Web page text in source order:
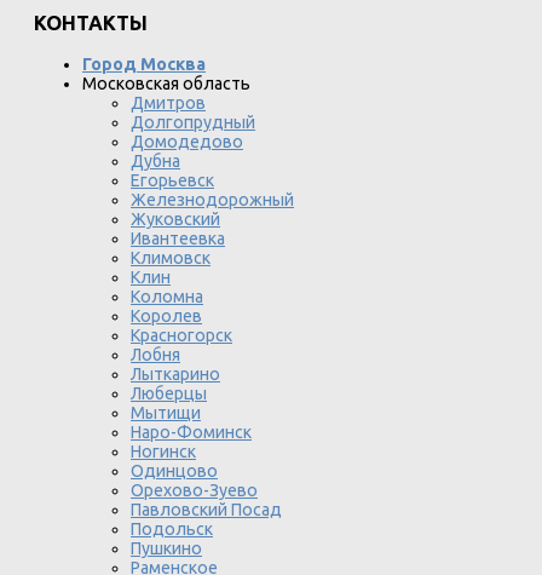
КОНТАКТЫ
Город Москва
Московская область
Дмитров
Долгопрудный
Домодедово
Дубна
Егорьевск
Железнодорожный
Жуковский
Ивантеевка
Климовск
Клин
Коломна
Королев
Красногорск
Лобня
Лыткарино
Люберцы
Мытищи
Наро-Фоминск
Ногинск
Одинцово
Орехово-Зуево
Павловский Посад
Подольск
Пушкино
Раменское